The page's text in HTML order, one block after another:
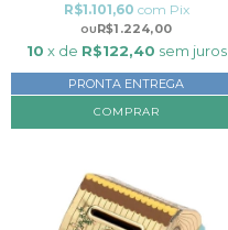
R$1.224,00
R$1.101,60 com Pix
10 x de R$122,40 sem juros
PRONTA ENTREGA